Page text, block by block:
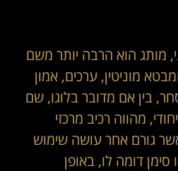
מותג הוא הרבה יותר משם
מוניטין, ערכים, אמון
בין אם מדובר בלוגו, שם
מהווה רכיב מרכזי
גורם אחר עושה שימוש
דומה לו, באופן